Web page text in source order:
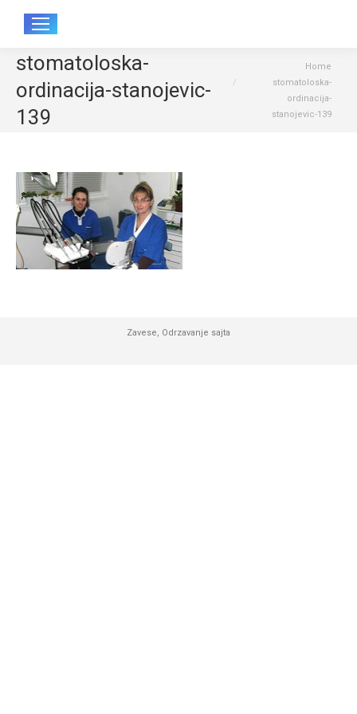
stomatoloska-
ordinacija-stanojevic-
139
Home
stomatoloska-
ordinacija-
stanojevic-139
Zavese, Odrzavanje sajta